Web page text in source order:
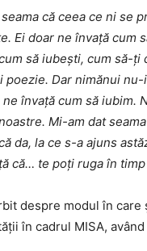
că ceea ce ni se
Ei doar ne învață cum
să iubești, cum să-
poezie. Dar nimănui nu-
ne învață cum să iubim.
Mi-am dat
da, la ce s-a ajuns
că… te poți ruga în
despre modul în
în cadrul MISA,